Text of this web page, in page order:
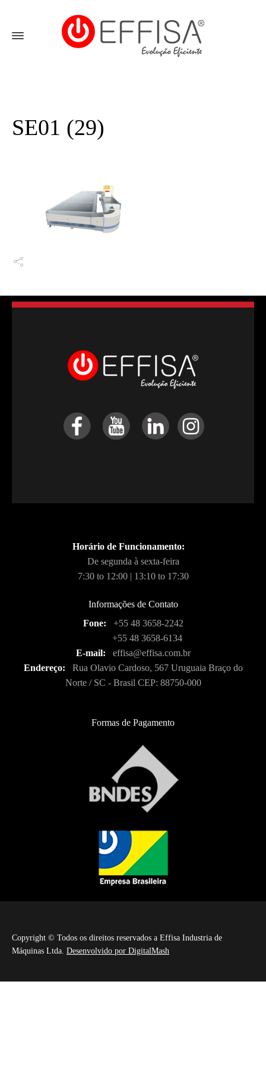
SE01 (29)
Horário de Funcionamento:
De segunda à sexta-feira
7:30 to 12:00 | 13:10 to 17:30
Informações de Contato
Fone:
+55 48 3658-2242
+55 48 3658-6134
E-mail:
effisa@effisa.com.br
Endereço:
Rua Olavio Cardoso, 567 Uruguaia Braço do
Norte / SC - Brasil CEP: 88750-000
Formas de Pagamento
Copyright © Todos os direitos reservados a Effisa Industria de
Máquinas Ltda. Desenvolvido por DigitalMash